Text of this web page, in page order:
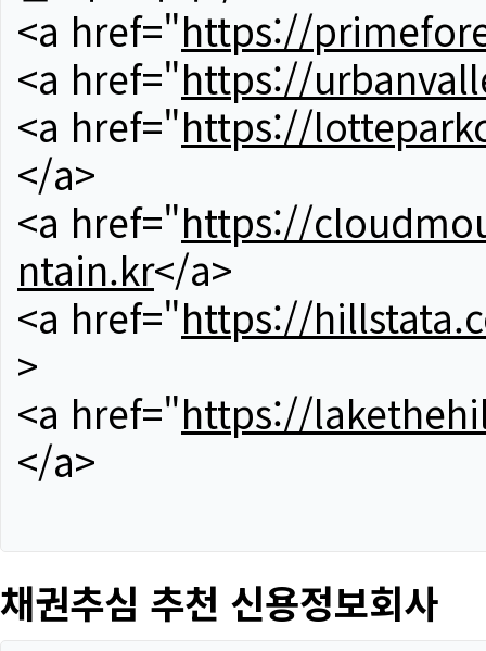
<a href="https://
<a href="https://
<a href="https://
</a>
<a href="https://
ntain.kr</a>
<a href="https://
>
<a href="https://
</a>
채권추심 추천 신용정보회사